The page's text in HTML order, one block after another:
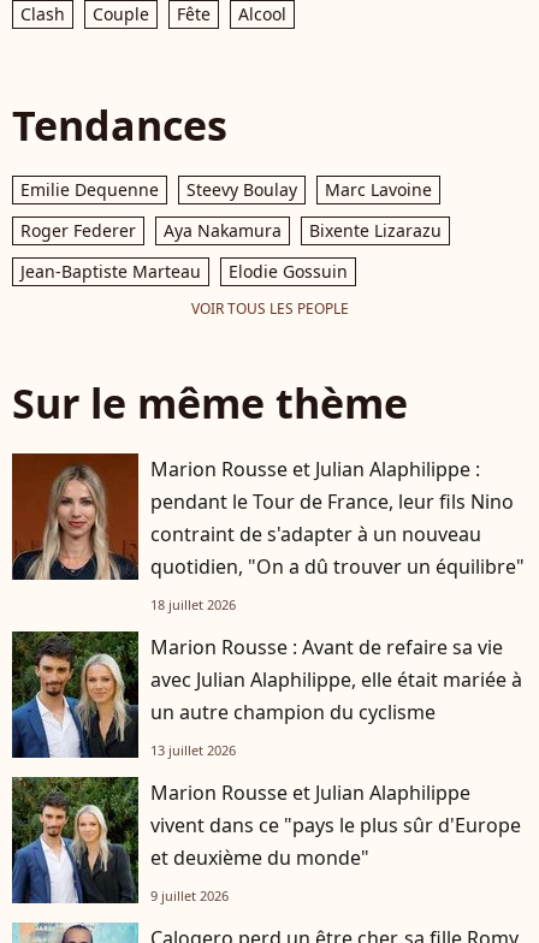
Clash
Couple Fête Alcool
Tendances
Emilie Dequenne Steevy Boulay
Marc Lavoine
Roger Federer
Aya Nakamura
Bixente Lizarazu
Jean-Baptiste Marteau
Elodie Gossuin
VOIR TOUS LES PEOPLE
Sur le même thème
Marion Rousse et Julian Alaphilippe :
pendant le Tour de France, leur fils Nino
contraint de s'adapter à un nouveau
quotidien, "On a dû trouver un équilibre"
18 juillet 2026
Marion Rousse : Avant de refaire sa vie
avec Julian Alaphilippe, elle était mariée à
un autre champion du cyclisme
13 juillet 2026
Marion Rousse et Julian Alaphilippe
vivent dans ce "pays le plus sûr d'Europe
et deuxième du monde"
9 juillet 2026